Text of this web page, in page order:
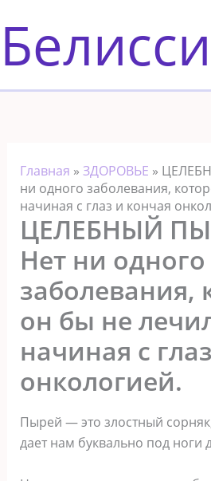
к
содержимому
Главная » ЗДОРОВЬЕ »
ни одного заболевания,
начиная с глаз и кончая
ЦЕЛЕБНЫЙ
Нет ни одного
заболевания,
он бы не
начиная с
онкологией.
Пырей — это злостный
дает нам буквально под ноги